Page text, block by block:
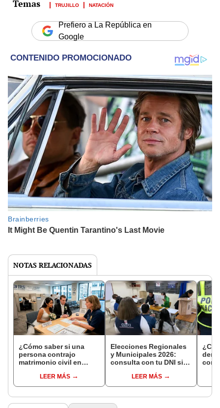
TRUJILLO NATACIÓN
Prefiero a La República en
Google
NOTAS RELACIONADAS
¿Cómo saber si una
persona contrajo
matrimonio civil en
LEER MÁS
Elecciones Regionales
y Municipales 2026:
consulta con tu DNI si
de mesa para este 4 de
octubre en el link oficial
LEER MÁS
con